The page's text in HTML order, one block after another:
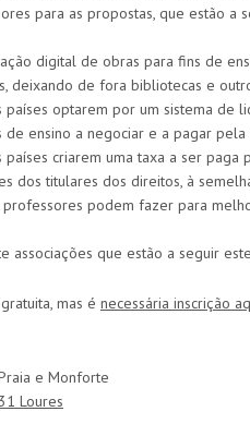
para as propostas, que estão a
digital de obras para fins de
deixando de fora bibliotecas e
optarem por um sistema de
de ensino a negociar e a pagar
criarem uma taxa a ser paga
dos titulares dos direitos, à
podem fazer para
associações que estão a seguir
mas é necessária inscrição
e Monforte
Loures